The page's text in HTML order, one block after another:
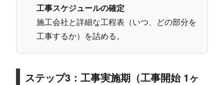
工事スケジュールの確定
施工会社と詳細な工程表（いつ、どの部分を
工事するか）を詰める。
ステップ3：工事実施期（工事開始 1ヶ